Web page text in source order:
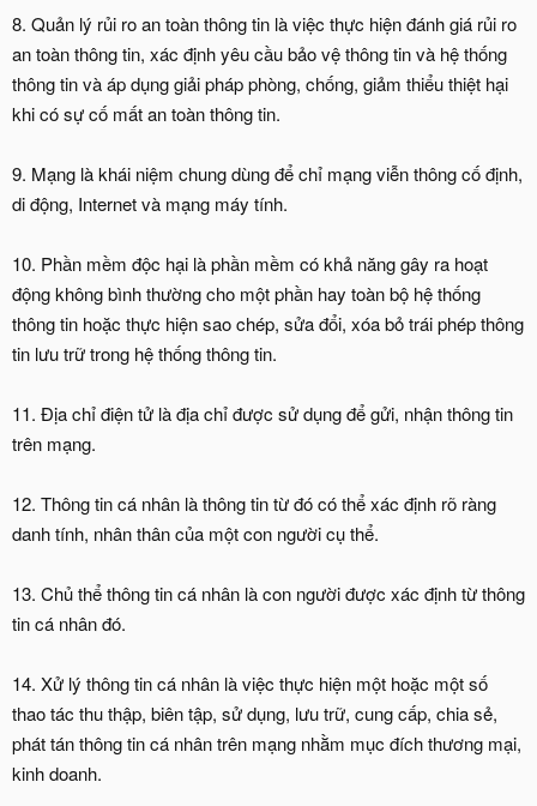
8. Quản lý rủi ro an toàn thông tin là việc thực hiện đánh giá rủi ro
an toàn thông tin, xác định yêu cầu bảo vệ thông tin và hệ thống
thông tin và áp dụng giải pháp phòng, chống, giảm thiểu thiệt hại
khi có sự cố mất an toàn thông tin.
9. Mạng là khái niệm chung dùng để chỉ mạng viễn thông cố định,
di động, Internet và mạng máy tính.
10. Phần mềm độc hại là phần mềm có khả năng gây ra hoạt
động không bình thường cho một phần hay toàn bộ hệ thống
thông tin hoặc thực hiện sao chép, sửa đổi, xóa bỏ trái phép thông
tin lưu trữ trong hệ thống thông tin.
11. Địa chỉ điện tử là địa chỉ được sử dụng để gửi, nhận thông tin
trên mạng.
12. Thông tin cá nhân là thông tin từ đó có thể xác định rõ ràng
danh tính, nhân thân của một con người cụ thể.
13. Chủ thể thông tin cá nhân là con người được xác định từ thông
tin cá nhân đó.
14. Xử lý thông tin cá nhân là việc thực hiện một hoặc một số
thao tác thu thập, biên tập, sử dụng, lưu trữ, cung cấp, chia sẻ,
phát tán thông tin cá nhân trên mạng nhằm mục đích thương mại,
kinh doanh.